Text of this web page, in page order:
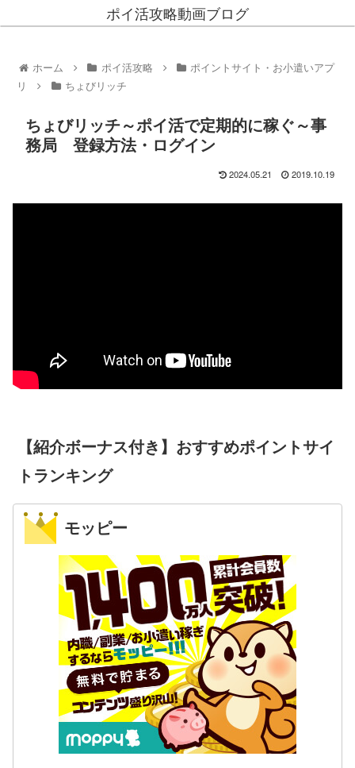
ポイ活攻略動画ブログ
ホーム ポイ活攻略
ポイントサイト・お小遣いアプ
リ
ちょびリッチ
ちょびリッチ～ポイ活で定期的に稼ぐ～事
務局 登録方法・ログイン
2024.05.21 2019.10.19
【紹介ボーナス付き】おすすめポイントサイ
トランキング
モッピー